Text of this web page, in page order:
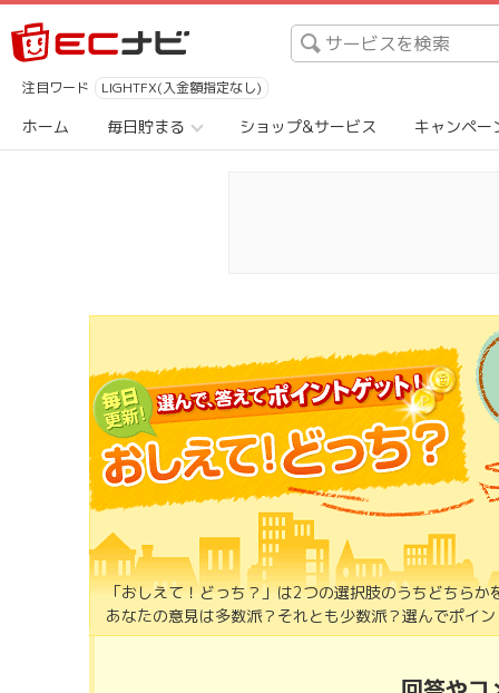
注目ワード LIGHTFX(入金額指定なし)
ホーム 毎日貯まる ショップ&サービス キャンペー
「おしえて！どっち？」は2つの選択肢のうちどちら
あなたの意見は多数派？それとも少数派？選んでポイ